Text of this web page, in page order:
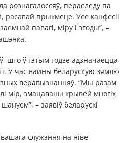
рознагалоссяў, пераследу па
расавай прыкмеце. Усе канфесіі
павагі, міру і згоды”, –
што ў гэтым годзе адзначаецца
У час вайны беларускую зямлю
веравызнанняў. “Мы разам
мір, змацаваны крывёй многіх
– заявіў беларускі
служэння на ніве